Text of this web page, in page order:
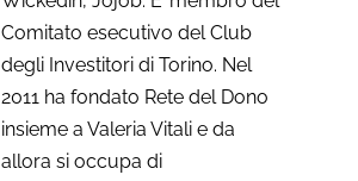
Comitato esecutivo del Club
degli Investitori di Torino. Nel
2011 ha fondato Rete del Dono
insieme a Valeria Vitali e da
allora si occupa di